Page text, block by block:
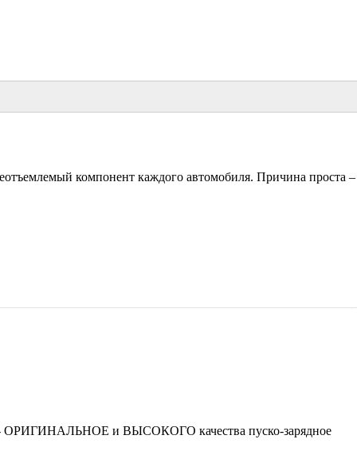
компонент каждого автомобиля. Причина проста –
и ВЫСОКОГО качества пуско-зарядное